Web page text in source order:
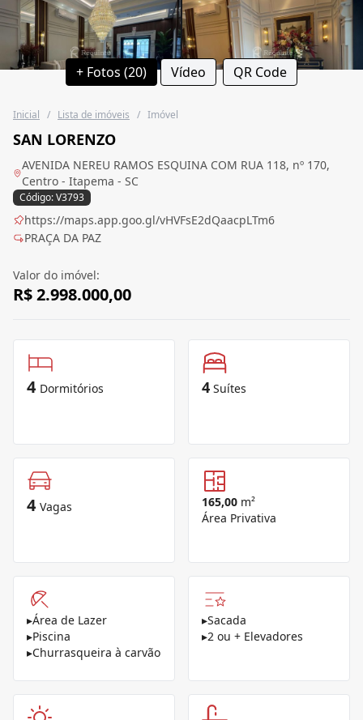
+ Fotos (20) Vídeo QR Code
Inicial / Lista de imóveis / Imóvel
SAN LORENZO
AVENIDA NEREU RAMOS ESQUINA COM RUA 118, nº 170,
Centro - Itapema - SC
Código: V3793
https://maps.app.goo.gl/vHVFsE2dQaacpLTm6
PRAÇA DA PAZ
Valor do imóvel:
R$ 2.998.000,00
4 Dormitórios 4 Suítes
4 Vagas 165,00 m²
Área Privativa
▸Área de Lazer
▸Piscina
▸Churrasqueira à carvão
▸Sacada
▸2 ou + Elevadores